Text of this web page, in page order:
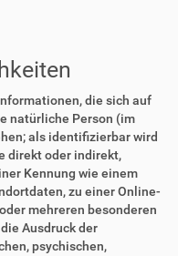
die sich auf
natürliche Person (im
als identifizierbar wird
direkt oder indirekt,
Kennung wie einem
zu einer Online-
mehreren besonderen
Ausdruck der
psychischen,